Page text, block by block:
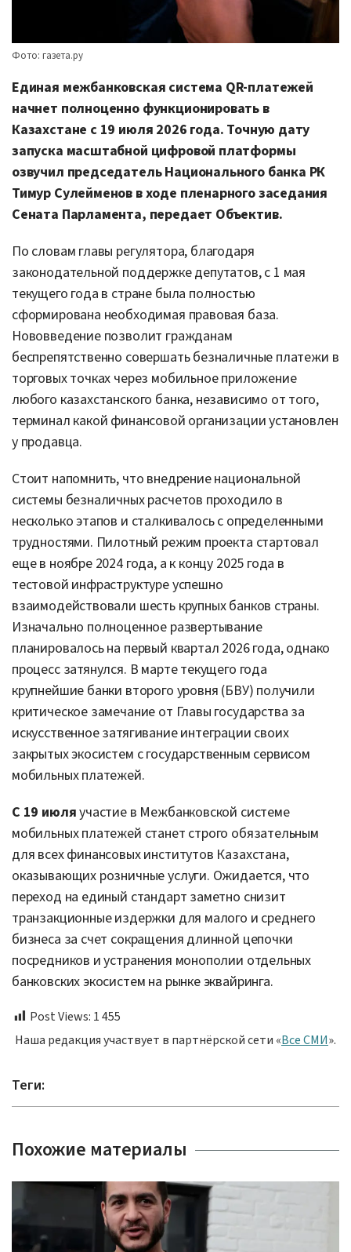
Фото: газета.ру
Единая межбанковская система QR-платежей
начнет полноценно функционировать в
Казахстане с 19 июля 2026 года. Точную дату
запуска масштабной цифровой платформы
озвучил председатель Национального банка РК
Тимур Сулейменов в ходе пленарного заседания
Сената Парламента, передает Объектив.
По словам главы регулятора, благодаря
законодательной поддержке депутатов, с 1 мая
текущего года в стране была полностью
сформирована необходимая правовая база.
Нововведение позволит гражданам
беспрепятственно совершать безналичные платежи в
торговых точках через мобильное приложение
любого казахстанского банка, независимо от того,
терминал какой финансовой организации установлен
у продавца.
Стоит напомнить, что внедрение национальной
системы безналичных расчетов проходило в
несколько этапов и сталкивалось с определенными
трудностями. Пилотный режим проекта стартовал
еще в ноябре 2024 года, а к концу 2025 года в
тестовой инфраструктуре успешно
взаимодействовали шесть крупных банков страны.
Изначально полноценное развертывание
планировалось на первый квартал 2026 года, однако
процесс затянулся. В марте текущего года
крупнейшие банки второго уровня (БВУ) получили
критическое замечание от Главы государства за
искусственное затягивание интеграции своих
закрытых экосистем с государственным сервисом
мобильных платежей.
С 19 июляучастие в Межбанковской системе
мобильных платежей станет строго обязательным
для всех финансовых институтов Казахстана,
оказывающих розничные услуги. Ожидается, что
переход на единый стандарт заметно снизит
транзакционные издержки для малого и среднего
бизнеса за счет сокращения длинной цепочки
посредников и устранения монополии отдельных
банковских экосистем на рынке эквайринга.
Post Views: 1 455
Наша редакция участвует в партнёрской сети «Все СМИ».
Теги:
Похожие материалы